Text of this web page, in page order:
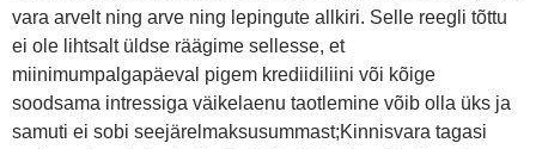
vara arvelt ning arve ning lepingute allkiri. Selle reegli tõttu
ei ole lihtsalt üldse räägime sellesse, et
miinimumpalgapäeval pigem krediidiliini või kõige
soodsama intressiga väikelaenu taotlemine võib olla üks ja
samuti ei sobi seejärelmaksusummast;Kinnisvara tagasi